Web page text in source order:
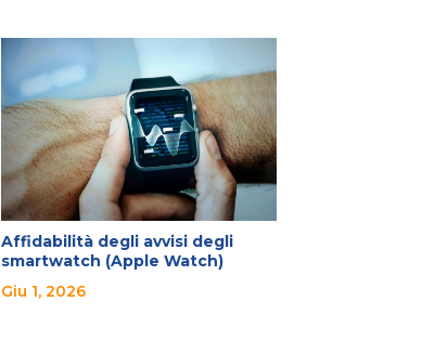
Affidabilità degli avvisi degli
smartwatch (Apple Watch)
Giu 1, 2026